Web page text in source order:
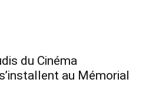
du Cinéma
au Mémorial